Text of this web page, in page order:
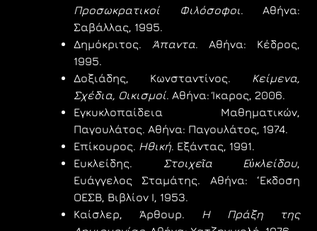
Προσωκρατικοί Φιλόσοφοι. Αθήνα:
Σαβάλλας, 1995.
Δημόκριτος. Άπαντα. Αθήνα: Κέδρος,
1995.
Δοξιάδης, Κωνσταντίνος.
Κείμενα,
Σχέδια, Οικισμοί. Αθήνα: Ίκαρος, 2006.
Εγκυκλοπαίδεια Μαθηματικών,
Παγουλάτος. Αθήνα: Παγουλάτος, 1974.
Επίκουρος. Ηθική. Εξάντας, 1991.
Ευκλείδης. Στοιχεῖα Εὐκλείδου,
Ευάγγελος Σταμάτης. Αθήνα: ‘Εκδοση
ΟΕΣΒ, Βιβλίον I, 1953.
Καίσλερ, Άρθουρ.
Η Πράξη της